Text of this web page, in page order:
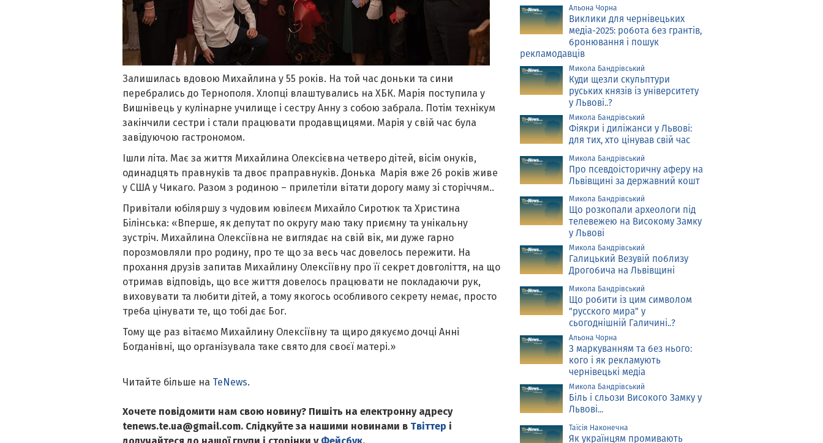
Залишилась вдовою Михайлина у 55 років. На той час доньки та сини
перебрались до Тернополя. Хлопці влаштувались на ХБК. Марія поступила у
Вишнівець у кулінарне училище і сестру Анну з собою забрала. Потім технікум
закінчили сестри і стали працювати продавщицями. Марія у свій час була
завідуючою гастрономом.
Ішли літа. Має за життя Михайлина Олексієвна четверо дітей, вісім онуків,
одинадцять правнуків та двоє праправнуків. Донька Марія вже 26 років живе
у США у Чикаго. Разом з родиною – прилетіли вітати дорогу маму зі сторіччям..
Привітали юбіляршу з чудовим ювілеєм Михайло Сиротюк та Христина
Білінська: «Вперше, як депутат по округу маю таку приємну та унікальну
зустріч. Михайлина Олексіївна не виглядає на свій вік, ми дуже гарно
порозмовляли про родину, про те що за весь час довелось пережити. На
прохання друзів запитав Михайлину Олексіївну про її секрет довголіття, на що
отримав відповідь, що все життя довелось працювати не покладаючи рук,
виховувати та любити дітей, а тому якогось особливого секрету немає, просто
треба цінувати те, що тобі дає Бог.
Тому ще раз вітаємо Михайлину Олексіївнута щиро дякуємодочці Анні
Богданівні, що організувала таке свято для своєї матері.»
Читайте більше на TeNews.
Хочете повідомити нам свою новину? Пишіть на електронну адресу
tenews.te.ua@gmail.com. Слідкуйте за нашими новинами в Твіттер і
Альона Чорна
Виклики для чернівецьких
медіа-2025: робота без грантів,
бронювання і пошук
рекламодавців
Микола Бандрівський
Куди щезли скульптури
руських князів із університету
у Львові..?
Микола Бандрівський
Фіякри і диліжанси у Львові:
для тих, хто цінував свій час
Микола Бандрівський
Про псевдоісторичну аферу на
Львівщині за державний кошт
Микола Бандрівський
Що розкопали археологи під
телевежею на Високому Замку
у Львові
Микола Бандрівський
Галицький Везувій поблизу
Дрогобича на Львівщині
Микола Бандрівський
Що робити із цим символом
"русского мира" у
сьогоднішній Галичині..?
Альона Чорна
З маркуванням та без нього:
кого і як рекламують
чернівецькі медіа
Микола Бандрівський
Біль і сльози Високого Замку у
Львові...
Таїсія Наконечна
Як українцям промивають